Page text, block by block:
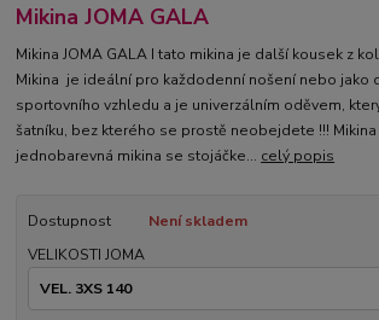
Mikina JOMA GALA
Mikina JOMA GALA I tato mikina je další kousek z
Mikina je ideální pro každodenní nošení nebo jako
sportovního vzhledu a je univerzálním oděvem,
šatníku, bez kterého se prostě neobejdete !!! Mikina
jednobarevná mikina se stojáčke... celý popis
Dostupnost
Není skladem
VELIKOSTI JOMA